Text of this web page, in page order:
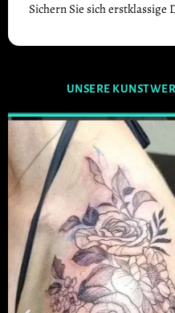
Sichern Sie sich
UNSERE